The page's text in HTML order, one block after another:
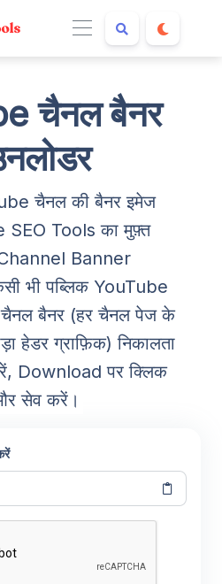
चैनल बैनर
चैनल की बैनर इमेज
SEO Tools का मुफ़्त
Banner
भी पब्लिक YouTube
बैनर (हर चैनल पेज के
हेडर ग्राफ़िक) निकालता
Download पर क्लिक
सेव करें।